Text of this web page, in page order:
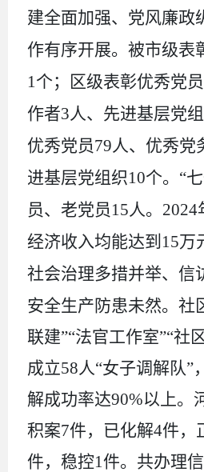
建全面加强、党风廉政
作有序开展。被市级表
1 个；区级表彰优秀党员
作者3 人、先进基层党
优秀党员79 人、优秀党
进基层党组织10个。“
员、老党员 15 人。 2024
经济收入均能达到 15万
社会治理多措并举、信
安全生产防患未然。社
联建”“法官工作室”“社
成立58 人“女子调解队”
解成功率达90%以上。
积案7件，已化解4件，
件，稳控1件。共办理